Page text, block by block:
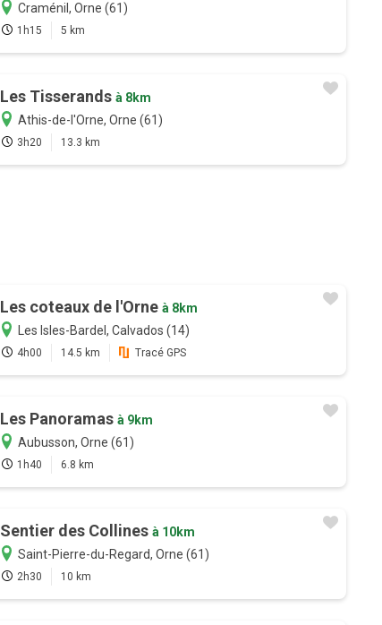
Craménil, Orne (61)
1h15 5 km
Les Tisserands à 8km
Athis-de-l'Orne, Orne (61)
3h20 13.3 km
Les coteaux de l'Orne à 8km
Les Isles-Bardel, Calvados (14)
4h00 14.5 km Tracé GPS
Les Panoramas à 9km
Aubusson, Orne (61)
1h40 6.8 km
Sentier des Collines à 10km
Saint-Pierre-du-Regard, Orne (61)
2h30 10 km